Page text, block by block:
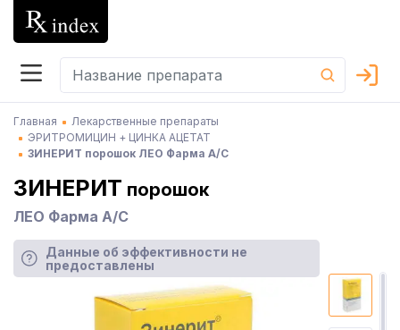
Главная
Лекарственные препараты
ЭРИТРОМИЦИН + ЦИНКА АЦЕТАТ
ЗИНЕРИТ порошок ЛЕО Фарма А/С
ЗИНЕРИТ порошок
ЛЕО Фарма А/С
Данные об эффективности не
предоставлены